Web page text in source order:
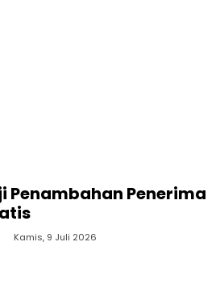
Penambahan Penerima
Kamis, 9 Juli 2026